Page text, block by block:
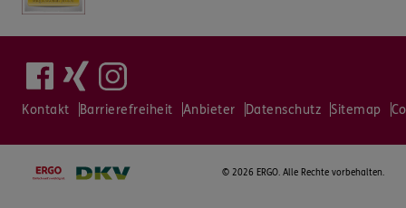
Kontakt Barrierefreiheit Anbieter Datenschutz Sitemap
© 2026 ERGO. Alle Rechte vorbehalten.